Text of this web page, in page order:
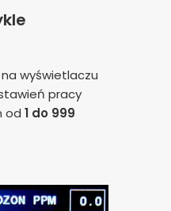
wyświetlaczu
pracy
od 1 do 999